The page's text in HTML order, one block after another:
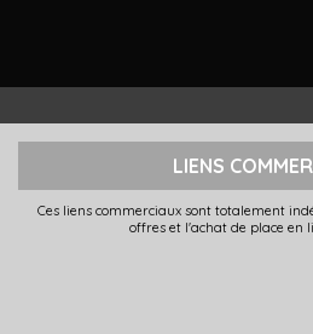
LIENS
Ces liens commerciaux sont totalement
offres et l'achat de place en